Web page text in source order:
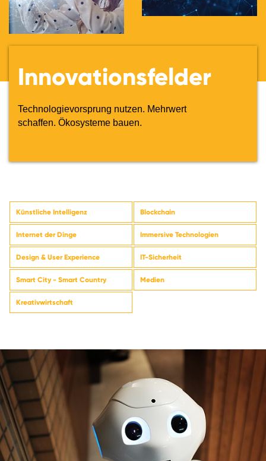
Innovationsfelder
Technologievorsprung nutzen. Mehrwert
schaffen. Ökosysteme bauen.
Künstliche Intelligenz Blockchain
Internet der Dinge Immersive Technologien
Design & User Experience IT-Sicherheit
Smart City - Smart Country Medien
Kreativwirtschaft